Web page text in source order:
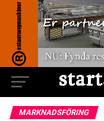
MARKNADSFÖRING